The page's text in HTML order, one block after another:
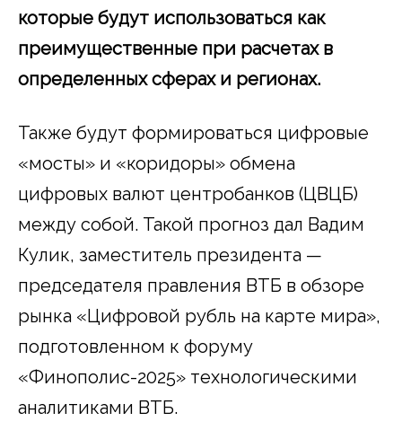
которые будут использоваться как
преимущественные при расчетах в
определенных сферах и регионах.
Также будут формироваться цифровые
«мосты» и «коридоры» обмена
цифровых валют центробанков (ЦВЦБ)
между собой. Такой прогноз дал Вадим
Кулик, заместитель президента —
председателя правления ВТБ в обзоре
рынка «Цифровой рубль на карте мира»,
подготовленном к форуму
«Финополис-2025» технологическими
аналитиками ВТБ.